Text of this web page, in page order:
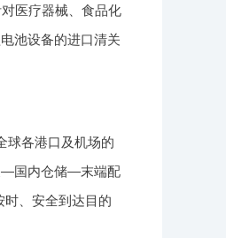
医疗器械、食品化
池设备的进口清关
球各港口及机场的
—国内仓储—末端配
时、安全到达目的